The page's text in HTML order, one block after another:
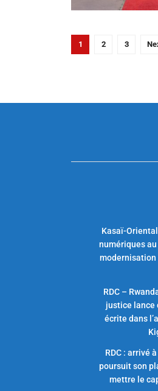
1 2 3
Kasaï-
numériques
modernisation
RDC –
justice lance
écrite dans
RDC : arrivé
poursuit son
mettre le